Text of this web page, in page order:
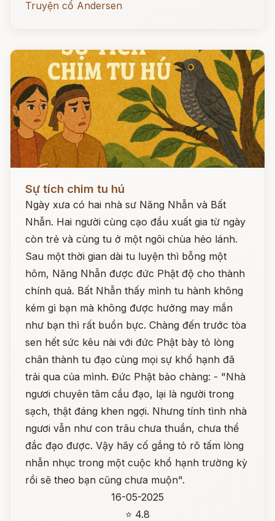
Truyện cổ Andersen
Sự tích chim tu hú
Ngày xưa có hai nhà sư Năng Nhẫn và Bất
Nhẫn. Hai người cùng cạo đầu xuất gia từ ngày
còn trẻ và cùng tu ở một ngôi chùa hẻo lánh.
Sau một thời gian dài tu luyện thì bỗng một
hôm, Năng Nhẫn được đức Phật độ cho thành
chính quả. Bất Nhẫn thấy mình tu hành không
kém gì bạn mà không được hưởng may mắn
như bạn thì rất buồn bực. Chàng đến trước tòa
sen hết sức kêu nài với đức Phật bày tỏ lòng
chân thành tu đạo cùng mọi sự khổ hạnh đã
trải qua của mình. Đức Phật bảo chàng: - "Nhà
ngươi chuyên tâm cầu đạo, lại là người trong
sạch, thật đáng khen ngợi. Nhưng tính tình nhà
ngươi vẫn như con trâu chưa thuần, chưa thể
đắc đạo được. Vậy hãy cố gắng tỏ rõ tấm lòng
nhẫn nhục trong một cuộc khổ hạnh trường kỳ
rồi sẽ theo bạn cũng chưa muộn".
16-05-2025
⭐ 4.8